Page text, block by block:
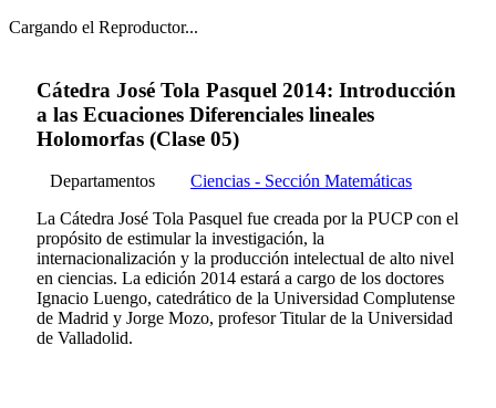
Cargando el Reproductor...
Cátedra José Tola Pasquel 2014: Introducción
a las Ecuaciones Diferenciales lineales
Holomorfas (Clase 05)
Departamentos
Ciencias - Sección Matemáticas
La Cátedra José Tola Pasquel fue creada por la PUCP con el
propósito de estimular la investigación, la
internacionalización y la producción intelectual de alto nivel
en ciencias. La edición 2014 estará a cargo de los doctores
Ignacio Luengo, catedrático de la Universidad Complutense
de Madrid y Jorge Mozo, profesor Titular de la Universidad
de Valladolid.